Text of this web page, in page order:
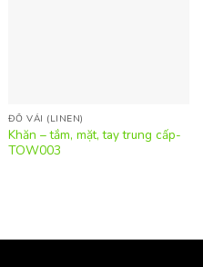
ĐỒ VẢI (LINEN)
Khăn – tắm, mặt, tay trung cấp-
TOW003